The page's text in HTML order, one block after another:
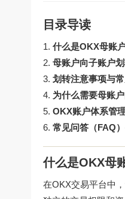
目录导读
什么是OKX母账
母账户向子账户
划转注意事项与
为什么需要母账
OKX账户体系管
常见问答（FAQ）
什么是OKX母
在OKX交易平台中，